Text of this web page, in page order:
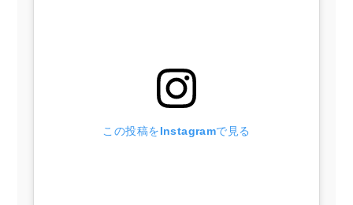
この投稿をInstagramで見る